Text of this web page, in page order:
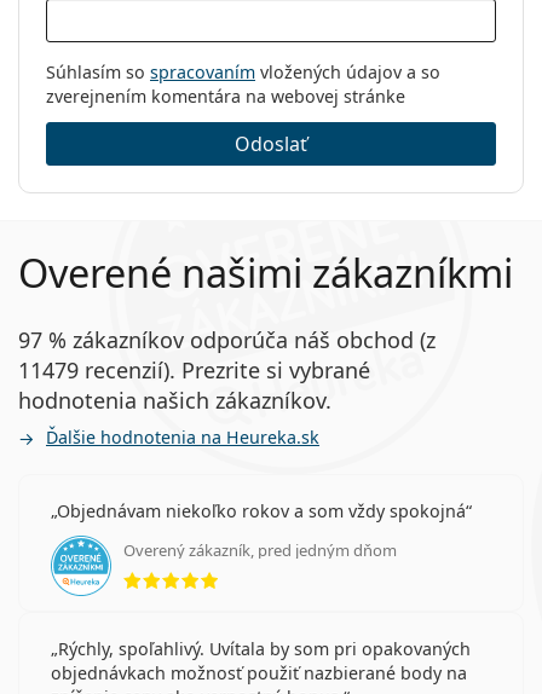
Súhlasím so spracovaním vložených údajov a so
zverejnením komentára na webovej stránke
Odoslať
Overené našimi zákazníkmi
97 % zákazníkov odporúča náš obchod (z
11479 recenzií). Prezrite si vybrané
hodnotenia našich zákazníkov.
Ďalšie hodnotenia na Heureka.sk
Objednávam niekoľko rokov a som vždy spokojná
Overený zákazník, pred jedným dňom
hodnotenie 5 z 5
Rýchly, spoľahlivý. Uvítala by som pri opakovaných
objednávkach možnosť použiť nazbierané body na